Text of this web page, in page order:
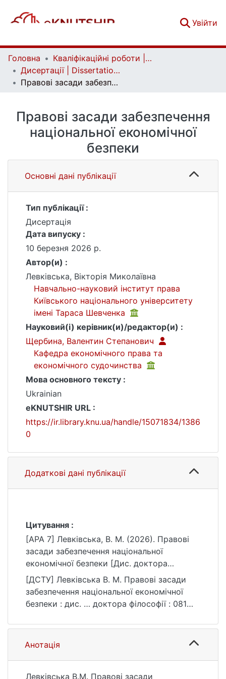
Увійти
Головна
Кваліфікаційні роботи | Qualifying works
Дисертації | Dissertations
Правові засади забезпечення національної економічної безпеки
Правові засади забезпечення
національної економічної
безпеки
Основні дані публікації
Тип публікації :
Дисертація
Дата випуску :
10 березня 2026 р.
Автор(и) :
Левківська, Вікторія Миколаївна
Навчально-науковий інститут права
Київського національного університету
імені Тараса Шевченка
Науковий(і) керівник(и)/редактор(и) :
Щербина, Валентин Степанович
Кафедра економічного права та
економічного судочинства
Мова основного тексту :
Ukrainian
eKNUTSHIR URL :
https://ir.library.knu.ua/handle/15071834/1386
0
Додаткові дані публікації
Цитування :
[APA 7] Левківська, В. М. (2026). Правові
засади забезпечення національної
економічної безпеки [Дис. доктора
філософії, Київський національний
університет імені Тараса Шевченка].
eKNUTSHIR.
https://ir.library.knu.ua/handle/15071834/1386
0
[ДСТУ] Левківська В. М. Правові засади
забезпечення національної економічної
безпеки : дис. … доктора філософії : 081
https://ir.library.knu.ua/handle/15071834/1386
0 (дата звернення: 25.07.2026).
Анотація
Левківська В.М. Правові засади